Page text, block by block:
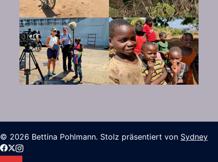
© 2026 Bettina Pohlmann. Stolz präsentiert von Sydney